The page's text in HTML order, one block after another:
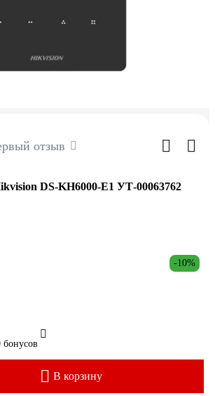
отзыв
DS-KH6000-E1 УТ-00063762
-10%
В корзину